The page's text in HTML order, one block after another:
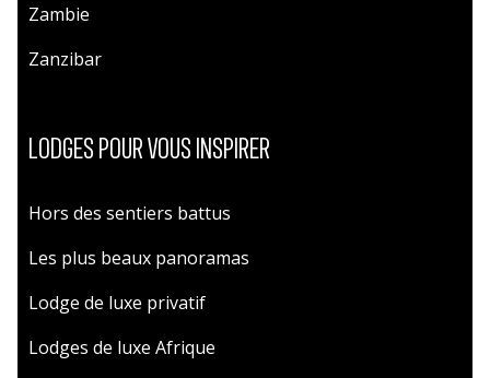
Zambie
Zanzibar
LODGES POUR VOUS INSPIRER
Hors des sentiers battus
Les plus beaux panoramas
Lodge de luxe privatif
Lodges de luxe Afrique